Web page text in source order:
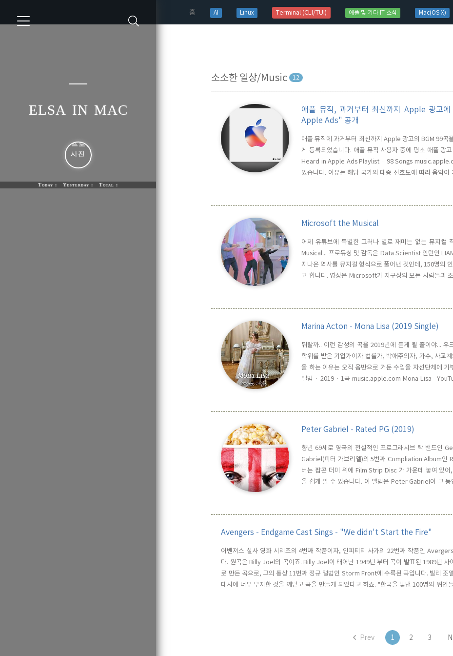
홈(current)
AI Linux Terminal (CLI/TUI) 애플 및 기타 IT 소식 Mac(OS X)
elsa in mac
Today : Yesterday : Total :
소소한 일상/Music 12
애플 뮤직, 과거부터 최신까지 Apple 광고
Apple Ads" 공개
애플 뮤직에 과거부터 최신까지 Apple 광고의 BGM 99
게 등록되었습니다. 애플 뮤직 사용자 중에 평소 애플 광
‎Heard in Apple Ads ‎Playlist · 98 Songs
있습니다. 이유는 해당 국가의 대중 선호도에 따라 음악
가 Apple Music을 들을 수 없기 때문에, 국내에 등록된
Microsoft the Musical
어제 유튜브에 특별한 그러나 별로 재미는 없는 뮤지
Musical... 프로듀싱 및 감독은 Data Scientist 인턴인
지나온 역사를 뮤지컬 형식으로 풀어낸 것인데, 150명의
고 합니다. 영상은 Microsoft가 지구상의 모든 사람들과
전달하기 위한 것이라고 하는군요. 전문적인 프로들이 아
Marina Acton - Mona Lisa (2019 Single)
뭐랄까.. 이런 감성의 곡을 2019년에 듣게 될 줄이야...
학위를 받은 기업가이자 법률가, 박애주의자, 가수, 사교
을 하는 이유는 오직 음반으로 거둔 수입을 자선단체에
앨범 · 2019 · 1곡 music.apple.com Mona Lisa -
Lisa · Marina Acton Mona Lisa ℗ 2019 Acton
Peter Gabriel - Rated PG (2019)
향년 69세로 영국의 전설적인 프로그래시브 락 밴드인
Gabriel(피터 가브리엘)의 5번째 Compliation Album인
버는 팝콘 더미 위에 Film Strip Disc 가 가운데 놓여 있
을 쉽게 알 수 있습니다. 이 앨범은 Peter Gabriel이 그
다. 모두 10곡이 수록되어 있는데요. 각 Track의 정보
Avengers - Endgame Cast Sings - "We didn't Start the Fire"
어벤져스 실사 영화 시리즈의 4번째 작품이자, 인피티티 사가의 22번째 작품인
다. 원곡은 Billy Joel의 곡이죠. Billy Joel이 태어난 1949년 부터 곡이 발표된 1989년 사
로 만든 곡으로, 그의 통상 11번째 정규 앨범인 Storm Front에 수록된 곡입니다. 빌리 조
대사에 너무 무지한 것을 깨닫고 곡을 만들게 되었다고 하죠. "한국을 빛낸 100명의 위인
Prev 1 2 3